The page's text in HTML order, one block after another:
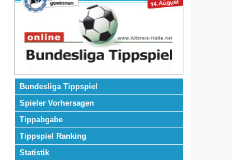
Bundesliga Tippspiel
Spieler Vorhersagen
Tippabgabe
Tippspiel Ranking
Statistik